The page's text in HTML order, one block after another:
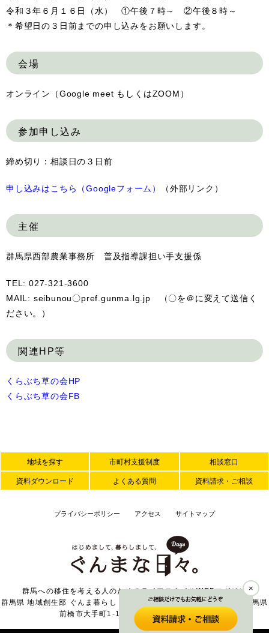
令和３年６月１６日（水） ①午後７時～ ②午後８時～
＊希望日の３日前までの申し込みをお願いします。
会場
オンライン（Google meet もしくはZOOM）
参加申し込み
締め切り：相談日の３日前
申し込みはこちら（Googleフォーム） （外部リンク）
主催
群馬県西部農業事務所 普及指導課担い手支援係
TEL: 027-321-3600
MAIL: seibunou〇pref.gunma.lg.jp （〇を＠に変えて送信く
ださい。）
関連HP等
くらぶち草の会HP
くらぶち草の会FB
×
地域を探す 市町村支援制度 相談窓口
資料ダウンロード よくある質問 資料請求・ご相談
プライバシーポリシー アクセス サイトマップ
群馬への移住を考える人のためのライフスタイルWEBマガジン
群馬県 地域創生部 ぐんま暮らし・外国人活躍推進課 〒371-8570 群馬県
前橋市大手町1-1-1 TEL 027-226-2371